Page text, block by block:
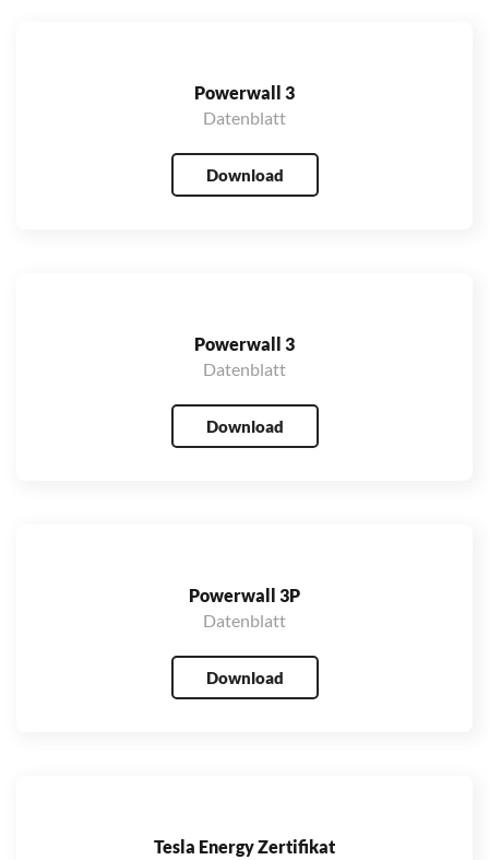
Powerwall 3
Datenblatt
Download
Powerwall 3
Datenblatt
Download
Powerwall 3P
Datenblatt
Download
Tesla Energy Zertifikat